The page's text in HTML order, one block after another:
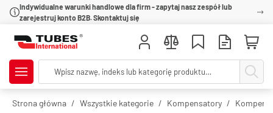
Indywidualne warunki handlowe dla firm - zapytaj nasz zespół lub
zarejestruj konto B2B. Skontaktuj się
Strona główna Wszystkie kategorie Kompensatory